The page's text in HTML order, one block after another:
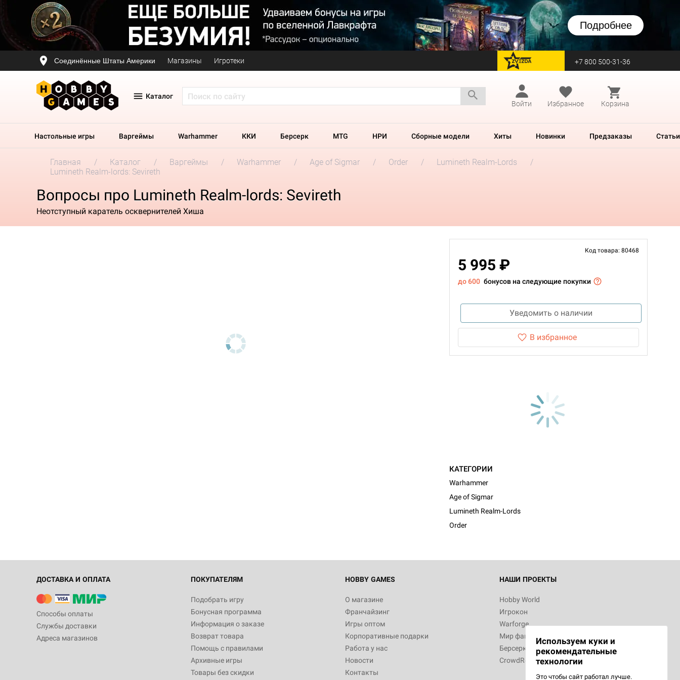
Подробнее
Соединённые Штаты Америки Магазины Игротеки перейти на Zvezda +7 800 500-31-36
Каталог
Войти
Избранное Корзина
Настольные игры Варгеймы Warhammer ККИ Берсерк MTG НРИ Сборные модели Хиты Новинки Предзаказы Статьи
Главная Каталог Варгеймы Warhammer Age of Sigmar Order
Lumineth Realm-Lords
Lumineth Realm-lords: Sevireth
Вопросы про Lumineth Realm-lords: Sevireth
Неотступный каратель осквернителей Хиша
Код товара: 80468
5 995 ₽
до 600 бонусов на следующие покупки
Уведомить о наличии
В избранное
КАТЕГОРИИ
Warhammer
Age of Sigmar
Lumineth Realm-Lords
Order
ДОСТАВКА И ОПЛАТА
Способы оплаты
Службы доставки
Адреса магазинов
ПОКУПАТЕЛЯМ
Подобрать игру
Бонусная программа
Информация о заказе
Возврат товара
Помощь с правилами
Архивные игры
Товары без скидки
HOBBY GAMES
О магазине
Франчайзинг
Игры оптом
Корпоративные подарки
Работа у нас
Новости
Контакты
НАШИ ПРОЕКТЫ
Hobby World
Игрокон
Warforge
Мир фантастики
Берсерк
CrowdRepublic
Используем куки и
рекомендательные
технологии
Это чтобы сайт работал лучше.